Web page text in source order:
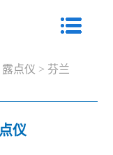
露点仪 > 芬兰
仪